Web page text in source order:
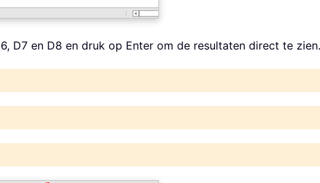
D7 en D8 en druk op Enter om de resultaten direct te zien.